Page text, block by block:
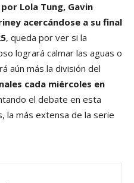
Lola Tung, Gavin
acercándose a su final
, queda por ver si la
logrará calmar las aguas o
aún más la división del
cada miércoles en
el debate en esta
la más extensa de la serie